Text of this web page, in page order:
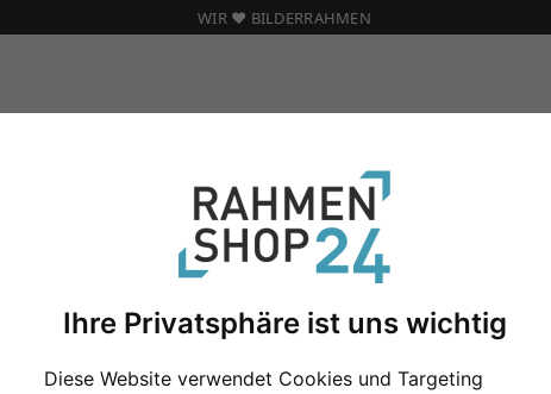
Ihre Privatsphäre ist uns wichtig
Diese Website verwendet Cookies und Targeting
WIR ❤️ BILDERRAHMEN
Barock Bilderrahmen León nach Maß
Barock